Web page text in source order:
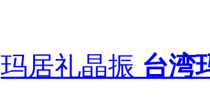
玛居礼晶振 台湾